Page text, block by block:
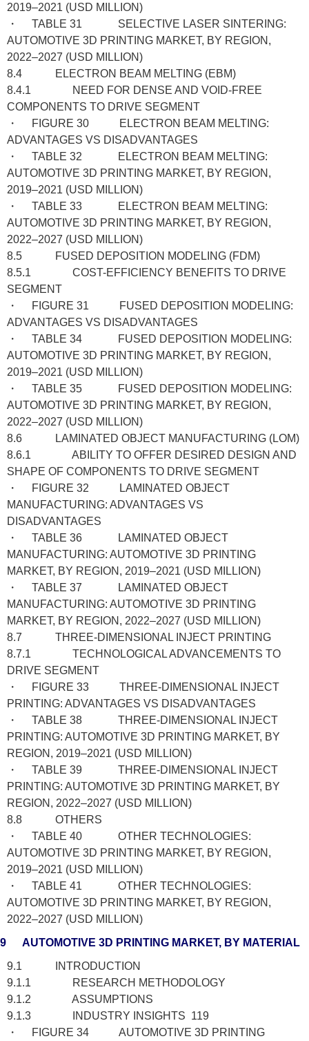
2019–2021 (USD MILLION)
・ TABLE 31 SELECTIVE LASER SINTERING:
AUTOMOTIVE 3D PRINTING MARKET, BY REGION,
2022–2027 (USD MILLION)
8.4 ELECTRON BEAM MELTING (EBM)
8.4.1 NEED FOR DENSE AND VOID-FREE
COMPONENTS TO DRIVE SEGMENT
・ FIGURE 30 ELECTRON BEAM MELTING:
ADVANTAGES VS DISADVANTAGES
・ TABLE 32 ELECTRON BEAM MELTING:
AUTOMOTIVE 3D PRINTING MARKET, BY REGION,
2019–2021 (USD MILLION)
・ TABLE 33 ELECTRON BEAM MELTING:
AUTOMOTIVE 3D PRINTING MARKET, BY REGION,
2022–2027 (USD MILLION)
8.5 FUSED DEPOSITION MODELING (FDM)
8.5.1 COST-EFFICIENCY BENEFITS TO DRIVE
SEGMENT
・ FIGURE 31 FUSED DEPOSITION MODELING:
ADVANTAGES VS DISADVANTAGES
・ TABLE 34 FUSED DEPOSITION MODELING:
AUTOMOTIVE 3D PRINTING MARKET, BY REGION,
2019–2021 (USD MILLION)
・ TABLE 35 FUSED DEPOSITION MODELING:
AUTOMOTIVE 3D PRINTING MARKET, BY REGION,
2022–2027 (USD MILLION)
8.6 LAMINATED OBJECT MANUFACTURING (LOM)
8.6.1 ABILITY TO OFFER DESIRED DESIGN AND
SHAPE OF COMPONENTS TO DRIVE SEGMENT
・ FIGURE 32 LAMINATED OBJECT
MANUFACTURING: ADVANTAGES VS
DISADVANTAGES
・ TABLE 36 LAMINATED OBJECT
MANUFACTURING: AUTOMOTIVE 3D PRINTING
MARKET, BY REGION, 2019–2021 (USD MILLION)
・ TABLE 37 LAMINATED OBJECT
MANUFACTURING: AUTOMOTIVE 3D PRINTING
MARKET, BY REGION, 2022–2027 (USD MILLION)
8.7 THREE-DIMENSIONAL INJECT PRINTING
8.7.1 TECHNOLOGICAL ADVANCEMENTS TO
DRIVE SEGMENT
・ FIGURE 33 THREE-DIMENSIONAL INJECT
PRINTING: ADVANTAGES VS DISADVANTAGES
・ TABLE 38 THREE-DIMENSIONAL INJECT
PRINTING: AUTOMOTIVE 3D PRINTING MARKET, BY
REGION, 2019–2021 (USD MILLION)
・ TABLE 39 THREE-DIMENSIONAL INJECT
PRINTING: AUTOMOTIVE 3D PRINTING MARKET, BY
REGION, 2022–2027 (USD MILLION)
8.8 OTHERS
・ TABLE 40 OTHER TECHNOLOGIES:
AUTOMOTIVE 3D PRINTING MARKET, BY REGION,
2019–2021 (USD MILLION)
・ TABLE 41 OTHER TECHNOLOGIES:
AUTOMOTIVE 3D PRINTING MARKET, BY REGION,
2022–2027 (USD MILLION)
9 AUTOMOTIVE 3D PRINTING MARKET, BY MATERIAL
9.1 INTRODUCTION
9.1.1 RESEARCH METHODOLOGY
9.1.2 ASSUMPTIONS
9.1.3 INDUSTRY INSIGHTS 119
・ FIGURE 34 AUTOMOTIVE 3D PRINTING